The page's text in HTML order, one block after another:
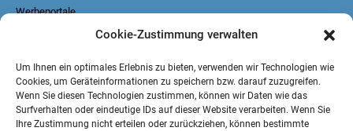
Cookie-Zustimmung verwalten
Um Ihnen ein optimales Erlebnis zu bieten, verwenden wir Technologien wie
Cookies, um Geräteinformationen zu speichern bzw. darauf zuzugreifen.
Wenn Sie diesen Technologien zustimmen, können wir Daten wie das
Surfverhalten oder eindeutige IDs auf dieser Website verarbeiten. Wenn Sie
Ihre Zustimmung nicht erteilen oder zurückziehen, können bestimmte
Werbeportale
info@bbz-verlagsgesellschaft.eu
02821 / 715 67 11